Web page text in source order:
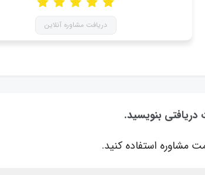
دریافت مشاوره آنلاین
دریافتی بنویسید.
مشاوره استفاده کنید.